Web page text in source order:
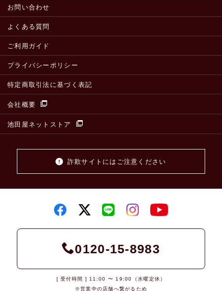
お問い合わせ
よくある質問
ご利用ガイド
プライバシーポリシー
特定商取引法に基づく表記
会社概要
池田屋ネットストア
詐欺サイトにはご注意ください
0120-15-8983
[ 受付時間 ] 11:00 〜 19:00（水曜定休）
※営業中の店舗へ繋がるため